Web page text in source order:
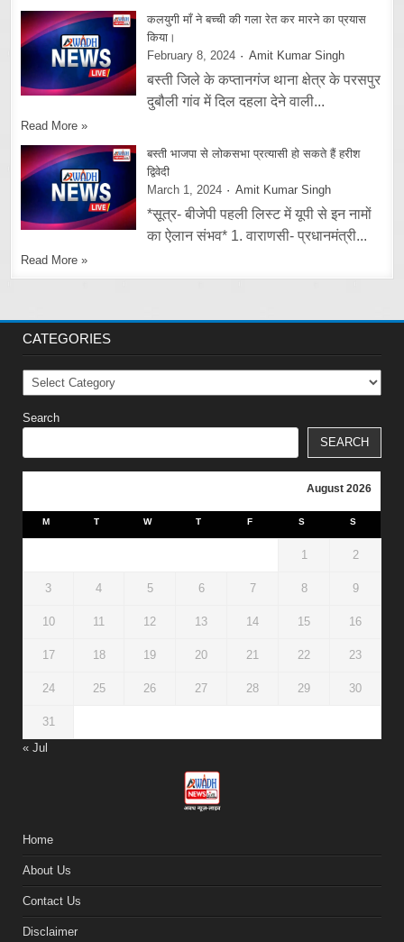
कलयुगी माँ ने बच्ची की गला रेत कर मारने का प्रयास
किया।
February 8, 2024
Amit Kumar Singh
बस्ती जिले के कप्तानगंज थाना क्षेत्र के परसपुर
दुबौली गांव में दिल दहला देने वाली...
Read More »
बस्ती भाजपा से लोकसभा प्रत्यासी हो सकते हैं हरीश
द्विवेदी
March 1, 2024
Amit Kumar Singh
*सूत्र- बीजेपी पहली लिस्ट में यूपी से इन नामों
का ऐलान संभव* 1. वाराणसी- प्रधानमंत्री...
Read More »
CATEGORIES
Categories
Search
SEARCH
August 2026
M T W T F S S
1 2
3 4 5 6 7 8 9
10 11 12 13 14 15 16
17 18 19 20 21 22 23
24 25 26 27 28 29 30
31
« Jul
Home
About Us
Contact Us
Disclaimer